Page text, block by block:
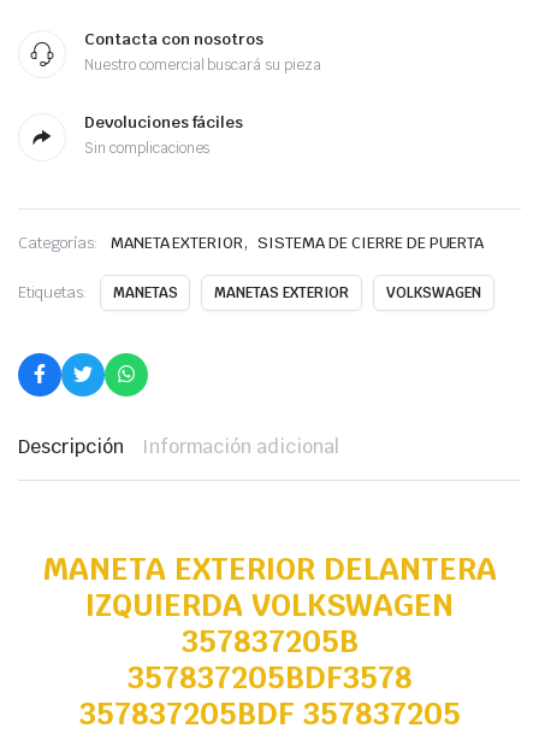
Contacta con nosotros
Nuestro comercial buscará su pieza
Devoluciones fáciles
Sin complicaciones
Categorías: MANETA EXTERIOR, SISTEMA DE CIERRE DE PUERTA
Etiquetas: MANETAS MANETAS EXTERIOR VOLKSWAGEN
Descripción Información adicional
MANETA EXTERIOR DELANTERA
IZQUIERDA VOLKSWAGEN
357837205B
357837205BDF3578
357837205BDF 357837205